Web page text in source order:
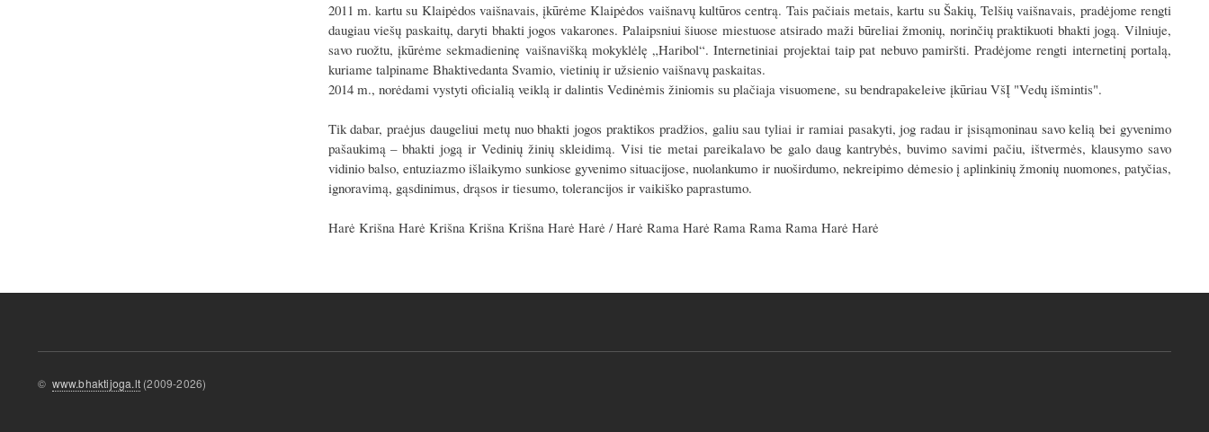
2011 m. kartu su Klaipėdos vaišnavais, įkūrėme Klaipėdos vaišnavų kultūros centrą. Tais pačiais metais, kartu su Šakių, Telšių vaišnavais, pradėjome rengti
daugiau viešų paskaitų, daryti bhakti jogos vakarones. Palaipsniui šiuose miestuose atsirado maži būreliai žmonių, norinčių praktikuoti bhakti jogą. Vilniuje,
savo ruožtu, įkūrėme sekmadieninę vaišnavišką mokyklėlę „Haribol“. Internetiniai projektai taip pat nebuvo pamiršti. Pradėjome rengti internetinį portalą,
kuriame talpiname Bhaktivedanta Svamio, vietinių ir užsienio vaišnavų paskaitas.
2014 m., norėdami vystyti oficialią veiklą ir dalintis Vedinėmis žiniomis su plačiaja visuomene, su bendrapakeleive įkūriau VšĮ "Vedų išmintis".
Tik dabar, praėjus daugeliui metų nuo bhakti jogos praktikos pradžios, galiu sau tyliai ir ramiai pasakyti, jog radau ir įsisąmoninau savo kelią bei gyvenimo
pašaukimą – bhakti jogą ir Vedinių žinių skleidimą. Visi tie metai pareikalavo be galo daug kantrybės, buvimo savimi pačiu, ištvermės, klausymo savo
vidinio balso, entuziazmo išlaikymo sunkiose gyvenimo situacijose, nuolankumo ir nuoširdumo, nekreipimo dėmesio į aplinkinių žmonių nuomones, patyčias,
ignoravimą, gąsdinimus, drąsos ir tiesumo, tolerancijos ir vaikiško paprastumo.
Harė Krišna Harė Krišna Krišna Krišna Harė Harė / Harė Rama Harė Rama Rama Rama Harė Harė
© www.bhaktijoga.lt (2009-2026)